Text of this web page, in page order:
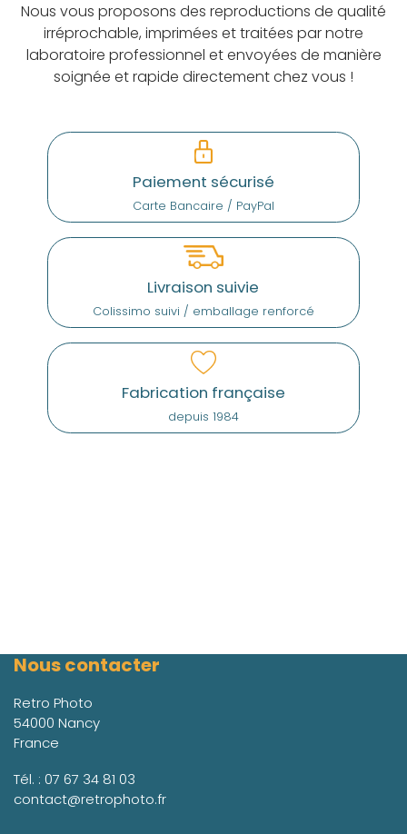
Nous vous proposons des reproductions de qualité
irréprochable, imprimées et traitées par notre
laboratoire professionnel et envoyées de manière
soignée et rapide directement chez vous !
Paiement sécurisé
Carte Bancaire / PayPal
Livraison suivie
Colissimo suivi / emballage renforcé
Fabrication française
depuis 1984
Nous contacter
Retro Photo
54000 Nancy
France
Tél. : 07 67 34 81 03
contact@retrophoto.fr